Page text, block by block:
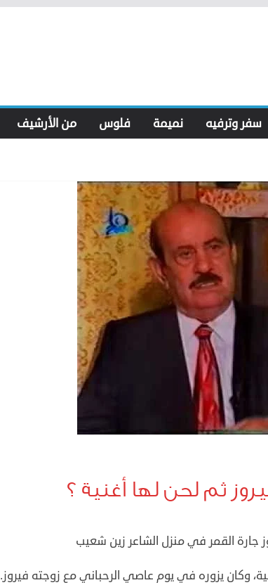
سفر وترفيه نميمة فلوس من الأرشيف
ثم لحن لها أغنية ؟
جارة القمر في منزل الشاعر زين شعيب
وكان يزوره في يوم عاصي الرحباني مع زوجته فيروز.